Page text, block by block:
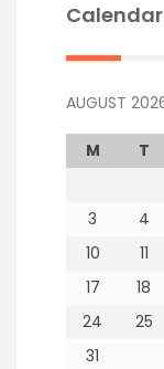
Calendar
AUGUST
M T
3
4
10
11
17
18
24
25
31